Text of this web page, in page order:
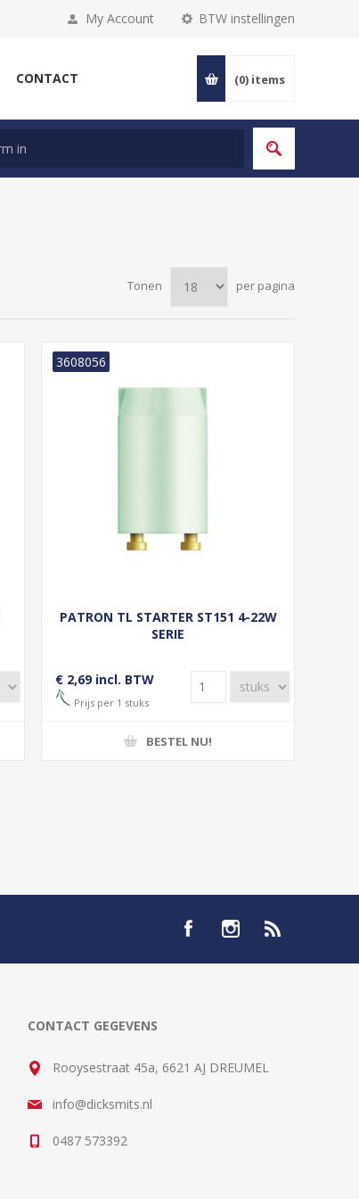
BTW instellingen
My Account
CONTACT (0) items
Tonen per pagina
PATRON TL STARTER ST151 4-22W
SERIE
3608056
€ 2,69 incl. BTW
Prijs per 1 stuks
BESTEL NU!
CONTACT GEGEVENS
Rooysestraat 45a, 6621 AJ DREUMEL
info@dicksmits.nl
0487 573392